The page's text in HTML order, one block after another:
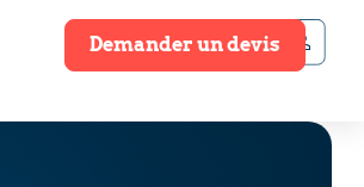
Demander un devis